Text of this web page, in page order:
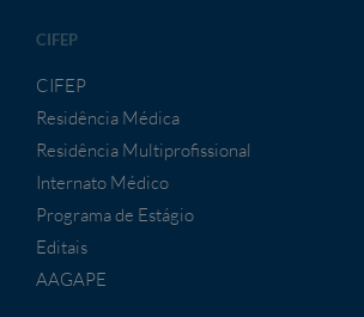
CIFEP
CIFEP
Residência Médica
Residência Multiprofissional
Internato Médico
Programa de Estágio
Editais
AAGAPE